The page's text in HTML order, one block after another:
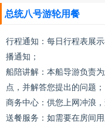
总统八号游轮用餐
行程通知：每日行程表展
播通知；
船陪讲解：本船导游负责
点，并解答您提出的问题；
商务中心：供您上网冲浪
送餐服务：如需要在房间